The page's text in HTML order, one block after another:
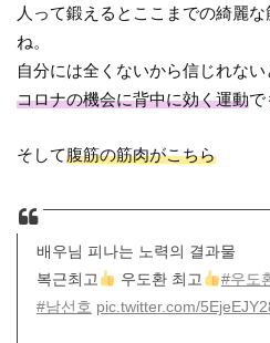
人って鍛えるとここまでの綺麗
ね。
自分には全くないから信じれない
コロナの機会に背中に効く運動で
そして腹筋の筋肉がこちら
배우님 피나는 노력의 결과물
복근최고
우도환 최고 #우도
#남선호 pic.twitter.com/